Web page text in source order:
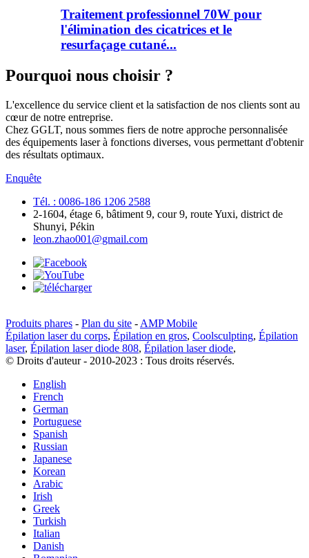
Traitement professionnel 70W pour
l'élimination des cicatrices et le
resurfaçage cutané...
Pourquoi nous choisir ?
L'excellence du service client et la satisfaction de nos clients sont au
cœur de notre entreprise.
Chez GGLT, nous sommes fiers de notre approche personnalisée
des équipements laser à fonctions diverses, vous permettant d'obtenir
des résultats optimaux.
Enquête
Tél. : 0086-186 1206 2588
2-1604, étage 6, bâtiment 9, cour 9, route Yuxi, district de
Shunyi, Pékin
leon.zhao001@gmail.com
Produits phares - Plan du site - AMP Mobile
Épilation laser du corps, Épilation en gros, Coolsculpting, Épilation
laser, Épilation laser diode 808, Épilation laser diode,
© Droits d'auteur - 2010-2023 : Tous droits réservés.
English
French
German
Portuguese
Spanish
Russian
Japanese
Korean
Arabic
Irish
Greek
Turkish
Italian
Danish